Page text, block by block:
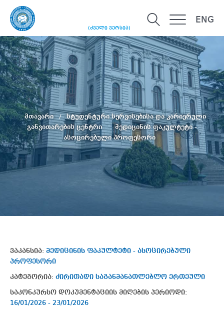
(ძველი ვერსია)
ENG
მთავარი
სტუდენტური სერვისებისა და კარიერული
განვითარების ცენტრი
მედიცინის ფაკულტეტი -
ასოცირებული პროფესორი
ვაკანსია: მედიცინის ფაკულტეტი - ასოცირებული
პროფესორი
კატეგორია: ძირითადი საგანმანათლებლო ერთეული
საკონკურსო დოკუმენტაციის მიღების პერიოდი:
16/01/2026 - 23/01/2026